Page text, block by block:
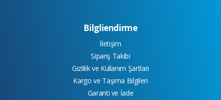
Bilgliendirme
İletişim
Sipariş Takibi
Gizlilik ve Kullanım Şartları
Kargo ve Taşıma Bilgileri
Garanti ve İade